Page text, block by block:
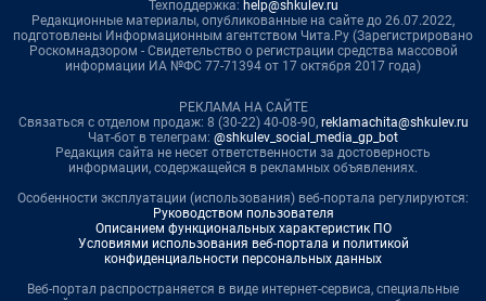
Техподдержка: help@shkulev.ru
Редакционные материалы, опубликованные на сайте до 26.07.2022,
подготовлены Информационным агентством Чита.Ру (Зарегистрировано
Роскомнадзором - Свидетельство о регистрации средства массовой
информации ИА №ФС 77-71394 от 17 октября 2017 года)
РЕКЛАМА НА САЙТЕ
Связаться с отделом продаж: 8 (30-22) 40-08-90, reklamachita@shkulev.ru
Чат-бот в телеграм: @shkulev_social_media_gp_bot
Редакция сайта не несет ответственности за достоверность
информации, содержащейся в рекламных объявлениях.
Особенности эксплуатации (использования) веб-портала регулируются:
Руководством пользователя
Описанием функциональных характеристик ПО
Условиями использования веб-портала и политикой
конфиденциальности персональных данных
Веб-портал распространяется в виде интернет-сервиса, специальные